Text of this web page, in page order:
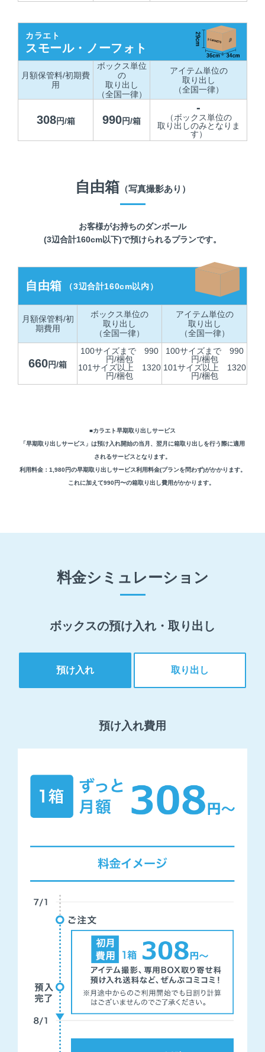
カラエト
スモール・ノーフォト
月額保管料/初期費
用
ボックス単位
の
取り出し
（全国一律）
アイテム単位の
取り出し
（全国一律）
308円/箱 990円/箱
-
（ボックス単位の
取り出しのみとなりま
す）
自由箱 （写真撮影あり）
お客様がお持ちのダンボール
(3辺合計160cm以下)で預けられるプランです。
自由箱 （3辺合計160cm以内）
月額保管料/初
期費用
ボックス単位の
取り出し
（全国一律）
アイテム単位の
取り出し
（全国一律）
660円/箱
100サイズまで 990
円/梱包
101サイズ以上 1320
円/梱包
100サイズまで 990
円/梱包
101サイズ以上 1320
円/梱包
■カラエト早期取り出しサービス
「早期取り出しサービス」は預け入れ開始の当月、翌月に箱取り出しを行う際に適用
されるサービスとなります。
利用料金：1,980円の早期取り出しサービス利用料金(プランを問わず)がかかります。
これに加えて990円〜の箱取り出し費用がかかります。
料金シミュレーション
ボックスの預け入れ・取り出し
預け入れ 取り出し
預け入れ費用